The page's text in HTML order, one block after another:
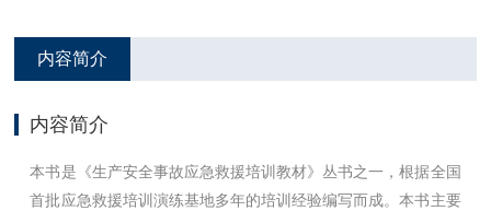
内容简介
内容简介
本书是《生产安全事故应急救援培训教材》丛书之一，根据全国
首批应急救援培训演练基地多年的培训经验编写而成。本书主要